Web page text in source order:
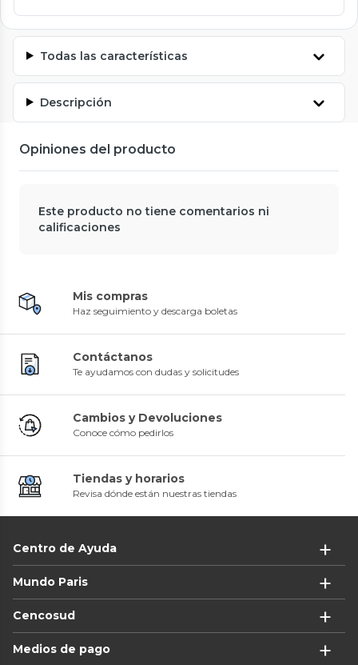
Todas las características
Descripción
Opiniones del producto
Este producto no tiene comentarios ni
calificaciones
Mis compras
Haz seguimiento y descarga boletas
Contáctanos
Te ayudamos con dudas y solicitudes
Cambios y Devoluciones
Conoce cómo pedirlos
Tiendas y horarios
Revisa dónde están nuestras tiendas
Centro de Ayuda
Mundo Paris
Cencosud
Medios de pago